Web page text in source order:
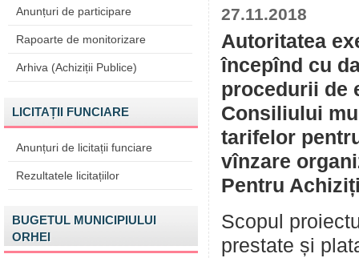
Anunțuri de participare
Rapoarte de monitorizare
Arhiva (Achiziții Publice)
LICITAȚII FUNCIARE
Anunțuri de licitații funciare
Rezultatele licitațiilor
BUGETUL MUNICIPIULUI
ORHEI
27.11.2018
Autoritatea
începînd cu
procedurii de
Consiliului
tarifelor
vînzare
Pentru
Scopul
prestate și